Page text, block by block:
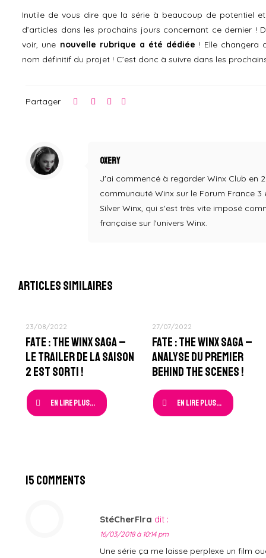
Inutile de vous dire que la série à beaucoup de potentiel
d’articles dans les prochains jours concernant ce dernier !
voir, une nouvelle rubrique a été dédiée ! Elle changera
nom définitif du projet ! C’est donc à suivre dans les
Partager
Oxery
J'ai commencé à regarder Winx Club en
communauté Winx sur le Forum France 3
Silver Winx, qui s'est très vite imposé
française sur l'univers Winx.
Articles similaires
23/08/2022
Fate : The Winx Saga –
Le Trailer de la Saison
2 est sorti !
En lire plus...
27/07/2022
Fate : The Winx Saga –
Analyse du Premier
Behind The Scenes !
En lire plus...
15 Comments
StéCherFlra dit :
16/03/2018 à 10:14 pm
Une série ça me laisse perplexe un film